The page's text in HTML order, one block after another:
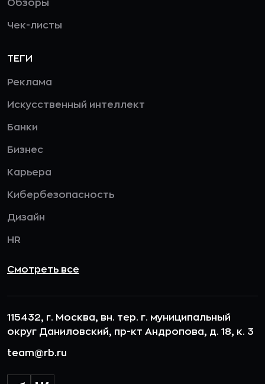
Обзоры
Чек-листы
ТЕГИ
Реклама
Искусственный интеллект
Банки
Бизнес
Карьера
Кибербезопасность
Дизайн
HR
Смотреть все
115432, г. Москва, вн. тер. г. муниципальный
округ Даниловский, пр-кт Андропова, д. 18, к. 3
team@rb.ru